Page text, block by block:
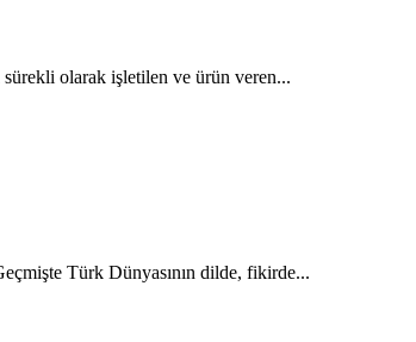
olarak işletilen ve ürün veren...
Türk Dünyasının dilde, fikirde...